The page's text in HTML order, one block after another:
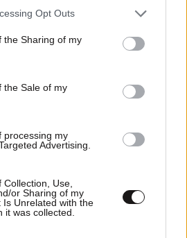
app uses one or more Google
usage behaviour. You may click to
Google and its third-party tags to
specified purposes in below Google
Opt Outs
the Sharing of my
the Sale of my
processing my
Advertising.
Use,
or Sharing of my
Is Unrelated with the
it was collected.
του οδηγού του φορτηγού
έφυγε στο αντίθετο